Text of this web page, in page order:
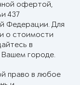
офертой,
437
Федерации. Для
о стоимости
в
городе.
право в любое